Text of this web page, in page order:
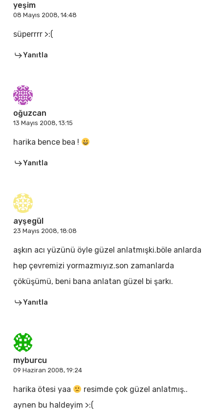
yeşim
08 Mayıs 2008, 14:48
süperrrr >:(
Yanıtla
oğuzcan
13 Mayıs 2008, 13:15
harika bence bea !
Yanıtla
ayşegül
23 Mayıs 2008, 18:08
aşkın acı yüzünü öyle güzel anlatmışki.böle anlarda
hep çevremizi yormazmıyız.son zamanlarda
çöküşümü, beni bana anlatan güzel bi şarkı.
Yanıtla
myburcu
09 Haziran 2008, 19:24
harika ötesi yaa
resimde çok güzel anlatmış..
aynen bu haldeyim >:(